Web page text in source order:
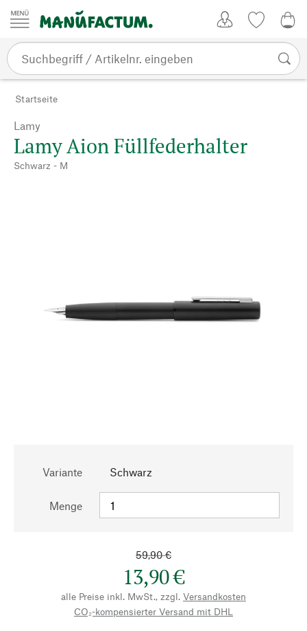
Zum Inhalt springen
Startseite
Lamy
Lamy Aion Füllfederhalter
Schwarz - M
Variante Schwarz
Menge
59,90 €
13,90 €
alle Preise inkl. MwSt., zzgl. Versandkosten
CO₂-kompensierter Versand mit DHL